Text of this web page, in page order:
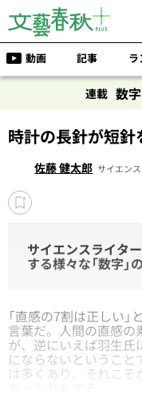
動画 記事 ラ
連載 数
時計の長針が短
佐藤 健太郎 サイエン
サイエンスライタ
する様々な「数字
「直感の7割は正しい
言葉だ。人間の直感の
が、逆にいえば羽生氏
にならないというこ
は多くあり、それこ